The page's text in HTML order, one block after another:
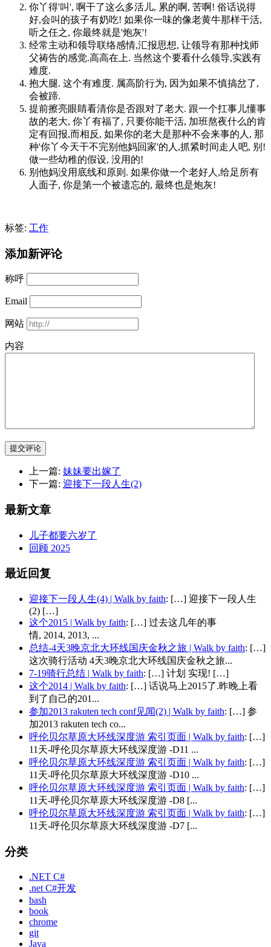
你丫得'叫', 啊干了这么多活儿, 累的啊, 苦啊! 俗话说得
好,会叫的孩子有奶吃! 如果你一味的像老黄牛那样干活,
听之任之, 你最终就是'炮灰'!
经常主动和领导联络感情,汇报思想, 让领导有那种找师
父祷告的感觉.高高在上. 当然这个要看什么领导,实践有
难度.
抱大腿. 这个有难度. 属高阶行为, 因为如果不慎搞岔了,
会被蹄.
提前擦亮眼睛看清你是否跟对了老大. 跟一个扛事儿懂事
故的老大, 你丫有福了, 只要你能干活, 加班熬夜什么的肯
定有回报,而相反, 如果你的老大是那种不会来事的人, 那
种'你丫今天干不完别他妈回家'的人,抓紧时间走人吧, 别!
做一些幼稚的假设, 没用的!
别他妈没用底线和原则. 如果你做一个老好人,给足所有
人面子, 你是第一个被遗忘的, 最终也是炮灰!
标签: 工作
添加新评论
称呼
Email
网站
内容
提交评论
上一篇: 妹妹要出嫁了
下一篇: 迎接下一段人生(2)
最新文章
儿子都要六岁了
回顾 2025
最近回复
迎接下一段人生(4) | Walk by faith: […] 迎接下一段人生
(2) […]
这个2015 | Walk by faith: […] 过去这几年的事
情, 2014, 2013, ...
总结-4天3晚京北大环线国庆金秋之旅 | Walk by faith: […]
这次骑行活动 4天3晚京北大环线国庆金秋之旅...
7-19骑行总结 | Walk by faith: […] 计划 实现! […]
这个2014 | Walk by faith: […] 话说马上2015了.昨晚上看
到了自己的201...
参加2013 rakuten tech conf见闻(2) | Walk by faith: […] 参
加2013 rakuten tech co...
呼伦贝尔草原大环线深度游 索引页面 | Walk by faith: […]
11天-呼伦贝尔草原大环线深度游 -D11 ...
呼伦贝尔草原大环线深度游 索引页面 | Walk by faith: […]
11天-呼伦贝尔草原大环线深度游 -D10 ...
呼伦贝尔草原大环线深度游 索引页面 | Walk by faith: […]
11天-呼伦贝尔草原大环线深度游 -D8 [...
呼伦贝尔草原大环线深度游 索引页面 | Walk by faith: […]
11天-呼伦贝尔草原大环线深度游 -D7 [...
分类
.NET C#
.net C#开发
bash
book
chrome
git
Java